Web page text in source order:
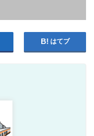
はてブ